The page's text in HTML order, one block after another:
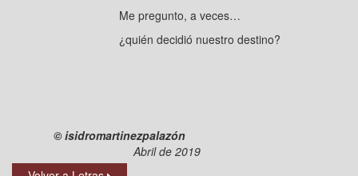
Me pregunto, a veces…
¿quién decidió nuestro destino?
© isidromartinezpalazón
Abril de 2019